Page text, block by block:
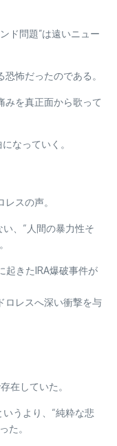
ド問題”は遠いニュー
怖だったのである。
みを真正面から歌って
なっていく。
スの声。
、“人間の暴力性そ
起きたIRA爆破事件が
ロレスへ深い衝撃を与
在していた。
いうより、“純粋な悲
た。